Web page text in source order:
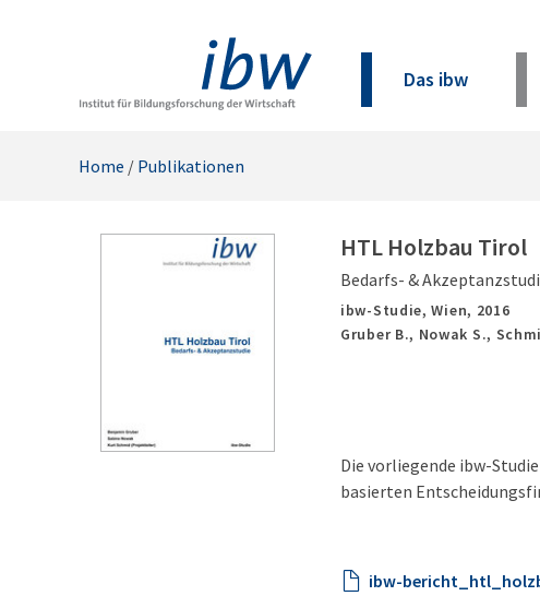
Das ibw
Home / Publikationen
HTL Holzbau Tirol
Bedarfs- &
ibw-Studie,Wien, 2016
Gruber B., Nowak S.,
Die vorliegende ibw-
basierten
ibw-